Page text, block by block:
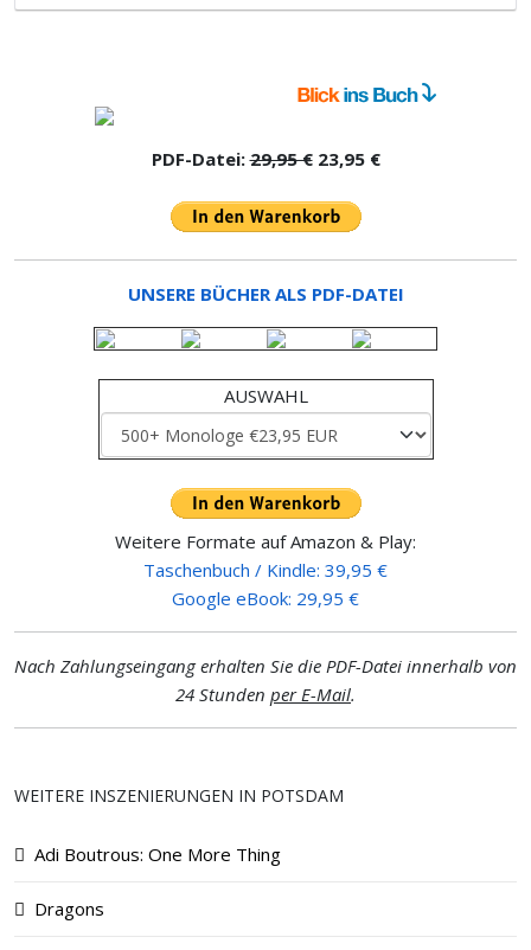
PDF-Datei:29,95 €23,95 €
UNSERE BÜCHER ALS PDF-DATEI
AUSWAHL
Weitere Formate auf Amazon & Play:
Taschenbuch / Kindle: 39,95 €
Google eBook: 29,95 €
Nach Zahlungseingang erhalten Sie die PDF-Datei innerhalb von
24 Stunden per E-Mail.
WEITERE INSZENIERUNGEN IN POTSDAM
Adi Boutrous: One More Thing
Dragons